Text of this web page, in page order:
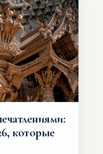
который
иной
которые